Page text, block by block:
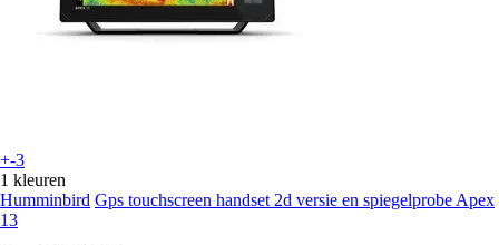
+-3
1 kleuren
Humminbird Gps touchscreen handset 2d versie en spiegelprobe Apex
13